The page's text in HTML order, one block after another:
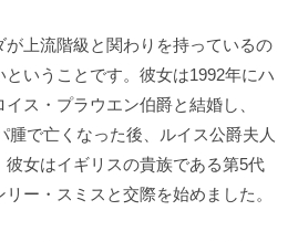
上流階級と関わりを持っているの
いうことです。彼女は1992年にハ
ス・プラウエン伯爵と結婚し、
腫で亡くなった後、ルイス公爵夫人
彼女はイギリスの貴族である第5代
ー・スミスと交際を始めました。